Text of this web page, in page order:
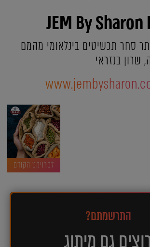
JEM By Sharon
סחר תכשיטים בינלאומי מהמם
שרון בנזראי
לפרויקט הקודם
התרשמתם?
גם מיתוג